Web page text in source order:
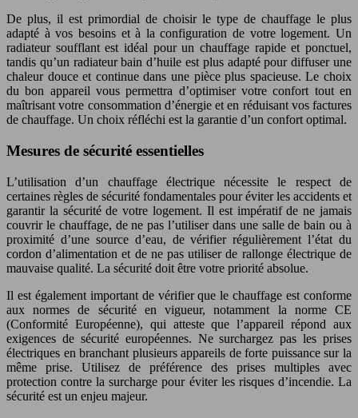
De plus, il est primordial de choisir le type de chauffage le plus
adapté à vos besoins et à la configuration de votre logement. Un
radiateur soufflant est idéal pour un chauffage rapide et ponctuel,
tandis qu’un radiateur bain d’huile est plus adapté pour diffuser une
chaleur douce et continue dans une pièce plus spacieuse. Le choix
du bon appareil vous permettra d’optimiser votre confort tout en
maîtrisant votre consommation d’énergie et en réduisant vos factures
de chauffage. Un choix réfléchi est la garantie d’un confort optimal.
Mesures de sécurité essentielles
L’utilisation d’un chauffage électrique nécessite le respect de
certaines règles de sécurité fondamentales pour éviter les accidents et
garantir la sécurité de votre logement. Il est impératif de ne jamais
couvrir le chauffage, de ne pas l’utiliser dans une salle de bain ou à
proximité d’une source d’eau, de vérifier régulièrement l’état du
cordon d’alimentation et de ne pas utiliser de rallonge électrique de
mauvaise qualité. La sécurité doit être votre priorité absolue.
Il est également important de vérifier que le chauffage est conforme
aux normes de sécurité en vigueur, notamment la norme CE
(Conformité Européenne), qui atteste que l’appareil répond aux
exigences de sécurité européennes. Ne surchargez pas les prises
électriques en branchant plusieurs appareils de forte puissance sur la
même prise. Utilisez de préférence des prises multiples avec
protection contre la surcharge pour éviter les risques d’incendie. La
sécurité est un enjeu majeur.